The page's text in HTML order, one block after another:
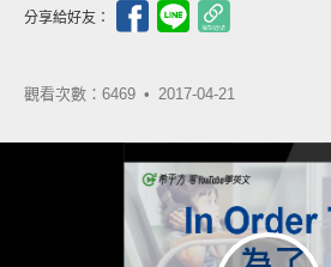
分享給好友：
觀看次數：6469 • 2017-04-21